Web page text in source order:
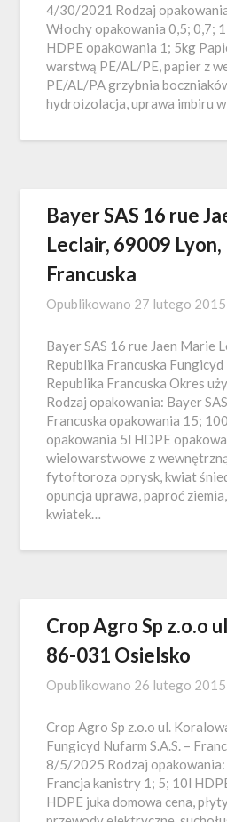
4/30/2021 Rodzaj
Włochy opakowania 0,5; 0,7;
HDPE opakowania 1; 5kg
warstwą PE/AL/PE, papier z
PE/AL/PA grzybnia
hydroizolacja, uprawa imbiru
Bayer SAS 16 rue
Leclair, 69009
Francuska
Opublikowano 27 lutego 2015
Bayer SAS 16 rue Jaen Marie
Republika Francuska Fungicyd
Republika Francuska Okres
Rodzaj opakowania: Bayer
Francuska opakowania 15;
opakowania 5l HDPE
wielowarstwowe z
fytoftoroza oprysk, kwiat
opuncja uprawa, paproć
kwiatek…
Crop Agro Sp z.o.o
86-031 Osielsko
Opublikowano 26 lutego 2015
Crop Agro Sp z.o.o ul.
Fungicyd Nufarm S.A.S. –
8/5/2025 Rodzaj opakowania:
Francja kanistry 1; 5; 10l
HDPE juka domowa cena,